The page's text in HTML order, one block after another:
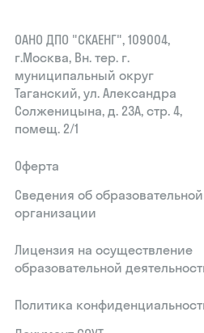
ОАНО ДПО "СКАЕНГ", 109004,
г.Москва, Вн. тер. г.
муниципальный округ
Таганский, ул. Александра
Солженицына, д. 23А, стр. 4,
помещ. 2/1
Оферта
Сведения об образовательной
организации
Лицензия на осуществление
образовательной
Политика